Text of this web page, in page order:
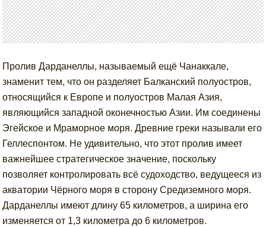
Пролив Дарданеллы, называемый ещё Чанаккале,
знаменит тем, что он разделяет Балканский полуостров,
относящийся к Европе и полуостров Малая Азия,
являющийся западной оконечностью Азии. Им соединены
Эгейское и Мраморное моря. Древние греки называли его
Геллеспонтом. Не удивительно, что этот пролив имеет
важнейшее стратегическое значение, поскольку
позволяет контролировать всё судоходство, ведущееся из
акватории Чёрного моря в сторону Средиземного моря.
Дарданеллы имеют длину 65 километров, а ширина его
изменяется от 1,3 километра до 6 километров.